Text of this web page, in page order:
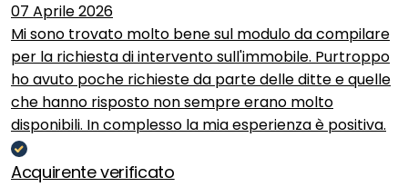
07 Aprile 2026
Mi sono trovato molto bene sul modulo da compilare
per la richiesta di intervento sull'immobile. Purtroppo
ho avuto poche richieste da parte delle ditte e quelle
che hanno risposto non sempre erano molto
disponibili. In complesso la mia esperienza è positiva.
Acquirente verificato